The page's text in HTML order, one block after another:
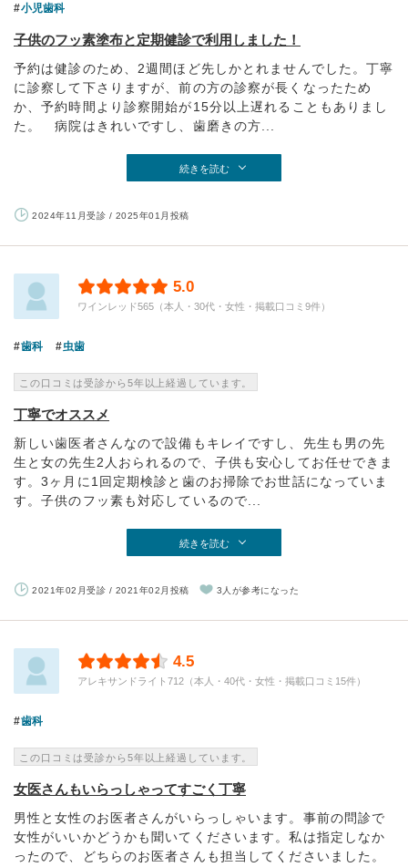
小児歯科
子供のフッ素塗布と定期健診で利用しました！
予約は健診のため、2週間ほど先しかとれませんでした。丁寧
に診察して下さりますが、前の方の診察が長くなったため
か、予約時間より診察開始が15分以上遅れることもありまし
た。 病院はきれいですし、歯磨きの方...
続きを読む
2024年11月受診 / 2025年01月投稿
5.0
ワインレッド565（本人・30代・女性・掲載口コミ9件）
歯科 虫歯
この口コミは受診から5年以上経過しています。
丁寧でオススメ
新しい歯医者さんなので設備もキレイですし、先生も男の先
生と女の先生2人おられるので、子供も安心してお任せできま
す。3ヶ月に1回定期検診と歯のお掃除でお世話になっていま
す。子供のフッ素も対応しているので...
続きを読む
2021年02月受診 / 2021年02月投稿 3人が参考になった
4.5
アレキサンドライト712（本人・40代・女性・掲載口コミ15件）
歯科
この口コミは受診から5年以上経過しています。
女医さんもいらっしゃってすごく丁寧
男性と女性のお医者さんがいらっしゃいます。事前の問診で
女性がいいかどうかも聞いてくださいます。私は指定しなか
ったので、どちらのお医者さんも担当してくださいました。